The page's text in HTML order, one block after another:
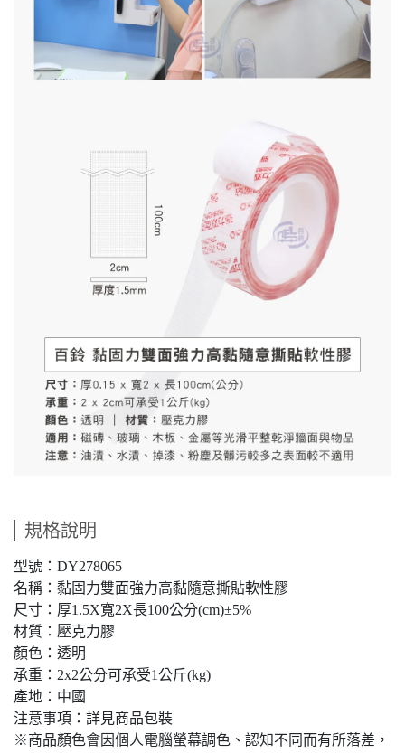
規格說明
型號：DY278065
名稱：黏固力雙面強力高黏隨意撕貼軟性膠
尺寸：厚1.5X寬2X長100公分(cm)±5%
材質：壓克力膠
顏色：透明
承重：2x2公分可承受1公斤(kg)
產地：中國
注意事項：詳見商品包裝
※商品顏色會因個人電腦螢幕調色、認知不同而有所落差，